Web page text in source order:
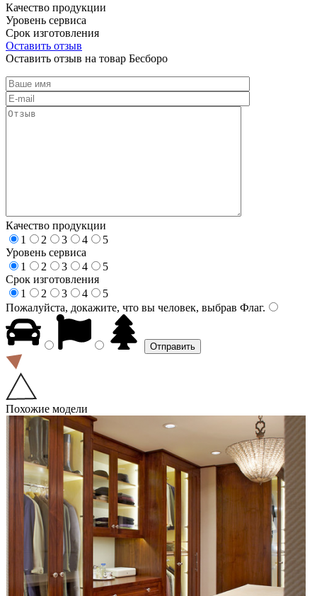
Качество продукции
Уровень сервиса
Срок изготовления
Оставить отзыв
Оставить отзыв на товар Бесборо
Качество продукции
1
2 3 4
5
Уровень сервиса
1
2 3 4
5
Срок изготовления
1
2 3 4
5
Пожалуйста, докажите, что вы человек, выбрав Флаг.
Похожие модели